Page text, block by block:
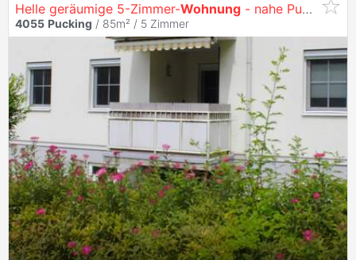
Helle geräumige 5-Zimmer-Wohnung - nahe Puckingersee
4055 Pucking / 85m² / 5 Zimmer